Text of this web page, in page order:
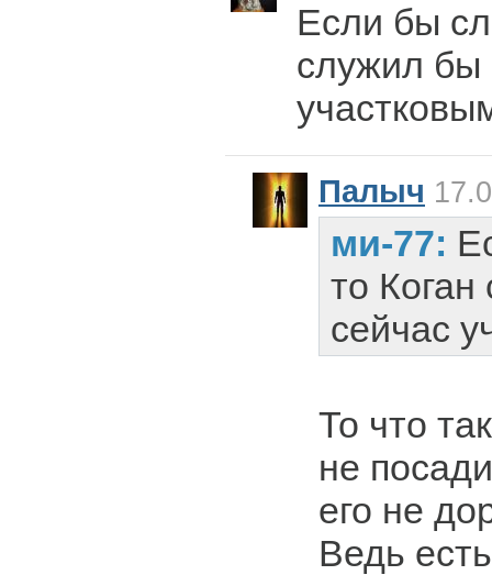
Если бы
служил бы
Палыч
ми-77:
то
сейчас
То что
не
его не
Ведь